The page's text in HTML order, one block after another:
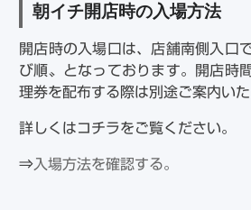
朝イチ開店時の入場方法
開店時の入場口は、店舗南側入口
び順〟となっております。開店時
理券を配布する際は別途ご案内いた
詳しくはコチラをご覧ください。
⇒入場方法を確認する。